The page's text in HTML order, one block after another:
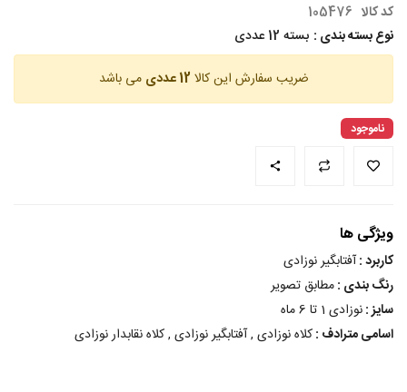
کد کالا 105476
نوع بسته بندی : بسته 12 عددی
ضریب سفارش این کالا 12 عددی می باشد
ناموجود
ویژگی ها
کاربرد :آفتابگیر نوزادی
رنگ بندی :مطابق تصویر
سایز :نوزادی 1 تا 6 ماه
اسامی مترادف :کلاه نوزادی , آفتابگیر نوزادی , کلاه نقابدار نوزادی